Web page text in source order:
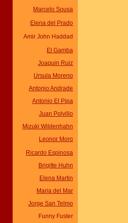
Marcelo Sousa
Elena del Prado
Amir John Haddad
El Gamba
Joaquin Ruiz
Ursula Moreno
Antonio Andrade
Antonio El Pipa
Juan Polvillo
Mizuki Wildenhahn
Leonor Moro
Ricardo Espinosa
Brigitte Huhn
Elena Martin
Maria del Mar
Jorge San Telmo
Funny Fuster